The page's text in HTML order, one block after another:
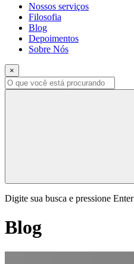
Nossos serviços
Filosofia
Blog
Depoimentos
Sobre Nós
×
Digite sua busca e pressione Enter
Blog